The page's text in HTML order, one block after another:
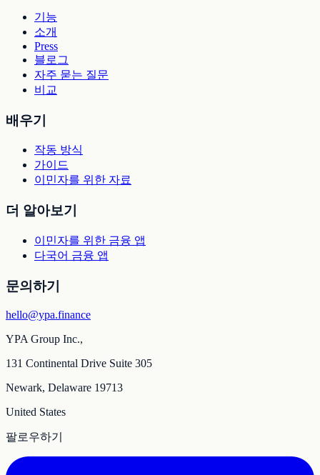
기능
소개
Press
블로그
자주 묻는 질문
비교
배우기
작동 방식
가이드
이민자를 위한 자료
더 알아보기
이민자를 위한 금융 앱
다국어 금융 앱
문의하기
hello@ypa.finance
YPA Group Inc.,
131 Continental Drive Suite 305
Newark, Delaware 19713
United States
팔로우하기